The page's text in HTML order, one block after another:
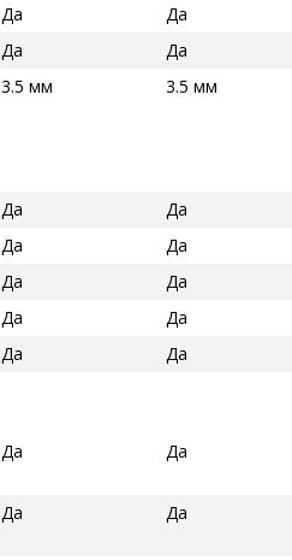
Да
Да
Да
Да
3.5 мм 3.5 мм
Да
Да
Да
Да
Да
Да
Да
Да
Да Да
Да Да
Да Да